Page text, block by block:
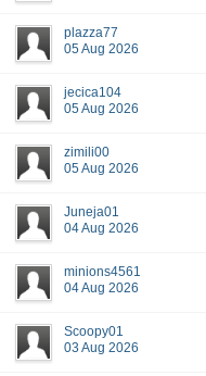
plazza77
05 Aug 2026
jecica104
05 Aug 2026
zimili00
05 Aug 2026
Juneja01
04 Aug 2026
minions4561
04 Aug 2026
Scoopy01
03 Aug 2026